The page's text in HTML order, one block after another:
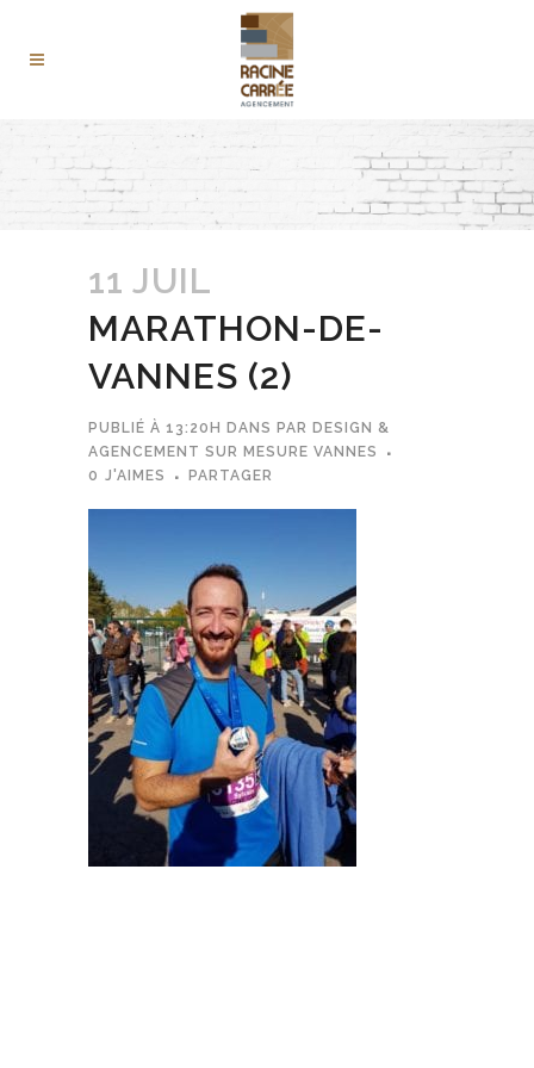
11 JUIL
MARATHON-DE-
VANNES (2)
PUBLIÉ À 13:20H DANS PAR DESIGN &
AGENCEMENT SUR MESURE VANNES
0 J'AIMES PARTAGER